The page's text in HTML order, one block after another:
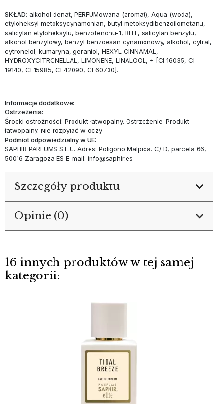
SKŁAD: alkohol denat, PERFUMowana (aromat), Aqua (woda),
etyloheksyl metoksycynamonian, butyl metoksydibenzoilometanu,
salicylan etyloheksylu, benzofenonu-1, BHT, salicylan benzylu,
alkohol benzylowy, benzyl benzoesan cynamonowy, alkohol, cytral,
cytronelol, kumaryna, geraniol, HEXYL CINNAMAL,
HYDROXYCITRONELLAL, LIMONENE, LINALOOL, ± [CI 16035, CI
19140, CI 15985, CI 42090, CI 60730].
Informacje dodatkowe:
Ostrzeżenia:
Środki ostrożności: Produkt łatwopalny. Ostrzeżenie: Produkt
łatwopalny. Nie rozpylać w oczy
Podmiot odpowiedzialny w UE:
SAPHIR PARFUMS S.L.U. Adres: Poligono Malpica. C/ D, parcela 66,
50016 Zaragoza ES E-mail: info@saphir.es
Szczegóły produktu
Opinie (0)
16 innych produktów w tej samej
kategorii: